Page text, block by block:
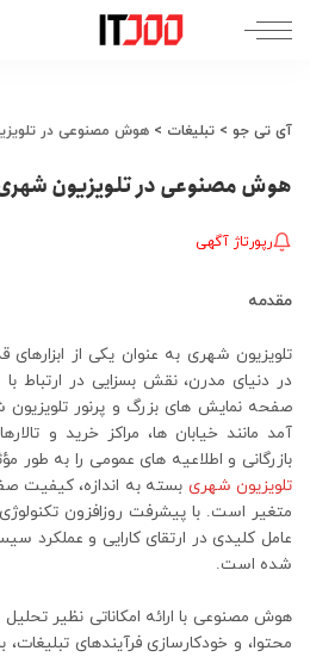
آی تی جو > تبلیغات > هوش مصنوعی در
هوش مصنوعی در تلویزیون
رپورتاژ آگهی
مقدمه
تلویزیون شهری به عنوان یکی از ابزارهای
در دنیای مدرن، نقش بسزایی در ارتباط
صفحه نمایش های بزرگ و پرنور
آمد مانند خیابان ها، مراکز خرید و
بازرگانی و اطلاعیه های عمومی را به طور
تلویزیون شهری بسته به اندازه، کیفیت
متغیر است. با پیشرفت روزافزون
عامل کلیدی در ارتقای کارایی و عملکرد
شده است.
هوش مصنوعی با ارائه امکاناتی نظیر
محتوا، و خودکارسازی فرآیندهای تبلیغات،